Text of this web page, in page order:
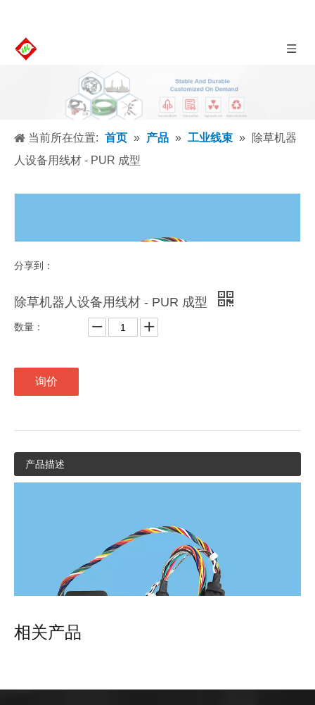
当前所在位置: 首页 » 产品 » 工业线束 »
除草机器
人设备用线材 - PUR 成型
分享到：
除草机器人设备用线材 - PUR 成型
数量：
询价
产品描述
相关产品